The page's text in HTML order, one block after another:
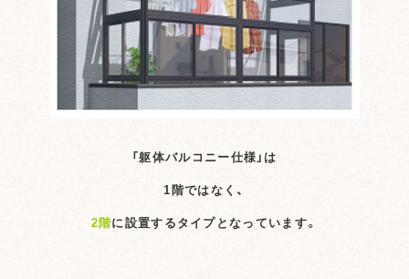
「躯体バルコニー仕様」は
1階ではなく、
2階に設置するタイプとなっています。